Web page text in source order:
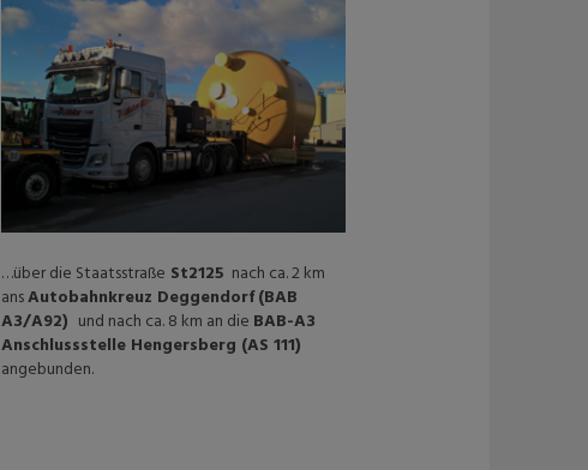
…über die Staatsstraße St2125 nach ca. 2 km
ansAutobahnkreuz Deggendorf(BAB
A3/A92) und nach ca. 8 km an die BAB-A3
Anschlussstelle Hengersberg (AS 111)
angebunden.